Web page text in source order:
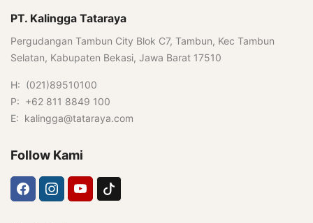
PT. Kalingga Tataraya
Pergudangan Tambun City Blok C7, Tambun, Kec Tambun
Selatan, Kabupaten Bekasi, Jawa Barat 17510
H: (021)89510100
P: +62 811 8849 100
E: kalingga@tataraya.com
Follow Kami